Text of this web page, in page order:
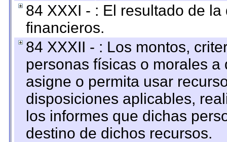
84 XXXI - : El resultado de
financieros.
84 XXXII - : Los montos,
personas físicas o morales
asigne o permita usar
disposiciones aplicables,
los informes que dichas
destino de dichos recursos.